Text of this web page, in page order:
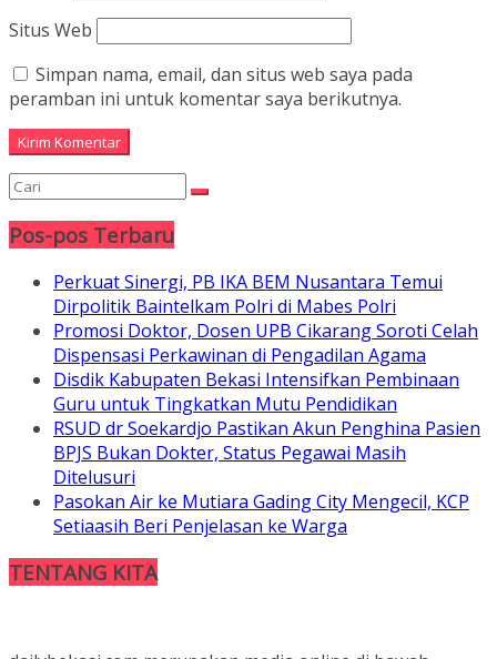
Situs Web
Simpan nama, email, dan situs web saya pada
peramban ini untuk komentar saya berikutnya.
Pos-pos Terbaru
Perkuat Sinergi, PB IKA BEM Nusantara Temui
Dirpolitik Baintelkam Polri di Mabes Polri
Promosi Doktor, Dosen UPB Cikarang Soroti Celah
Dispensasi Perkawinan di Pengadilan Agama
Disdik Kabupaten Bekasi Intensifkan Pembinaan
Guru untuk Tingkatkan Mutu Pendidikan
RSUD dr Soekardjo Pastikan Akun Penghina Pasien
BPJS Bukan Dokter, Status Pegawai Masih
Ditelusuri
Pasokan Air ke Mutiara Gading City Mengecil, KCP
Setiaasih Beri Penjelasan ke Warga
TENTANG KITA